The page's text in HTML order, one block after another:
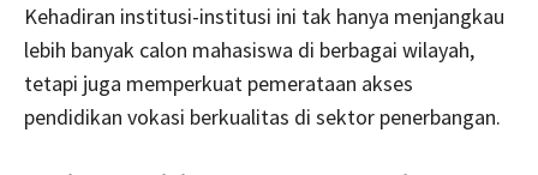
Kehadiran institusi-institusi ini tak hanya menjangkau
lebih banyak calon mahasiswa di berbagai wilayah,
tetapi juga memperkuat pemerataan akses
pendidikan vokasi berkualitas di sektor penerbangan.